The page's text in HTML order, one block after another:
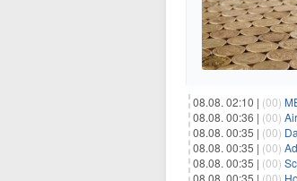
08.08. 02:10 | (00)
08.08. 00:36 | (00)
08.08. 00:35 | (00)
08.08. 00:35 | (00)
08.08. 00:35 | (00)
08.08. 00:35 | (00)